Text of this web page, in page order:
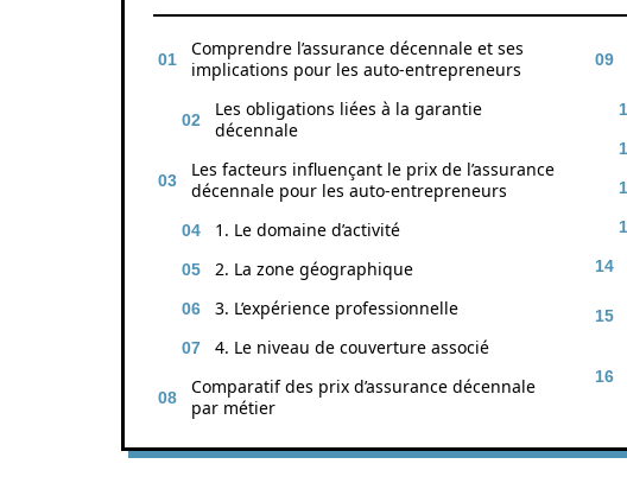
Comprendre l’assurance décennale et ses
implications pour les auto-entrepreneurs
Les obligations liées à la garantie
décennale
Les facteurs influençant le prix de l’assurance
décennale pour les auto-entrepreneurs
1. Le domaine d’activité
2. La zone géographique
3. L’expérience professionnelle
4. Le niveau de couverture associé
Comparatif des prix d’assurance décennale
par métier